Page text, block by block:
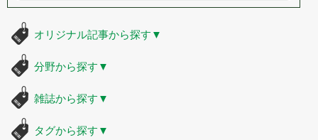
オリジナル記事から探す ▼
分野から探す ▼
雑誌から探す ▼
タグから探す ▼